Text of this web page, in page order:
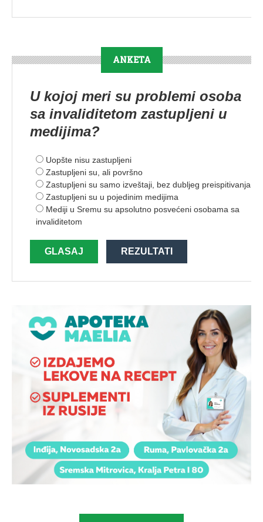
ANKETA
U kojoj meri su problemi osoba
sa invaliditetom zastupljeni u
medijima?
Uopšte nisu zastupljeni
Zastupljeni su, ali površno
Zastupljeni su samo izveštaji, bez dubljeg preispitivanja
Zastupljeni su u pojedinim medijima
Mediji u Sremu su apsolutno posvećeni osobama sa
invaliditetom
GLASAJ REZULTATI